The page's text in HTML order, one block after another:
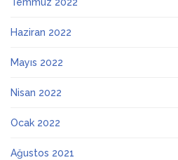
Haziran 2022
Mayıs 2022
Nisan 2022
Ocak 2022
Ağustos 2021